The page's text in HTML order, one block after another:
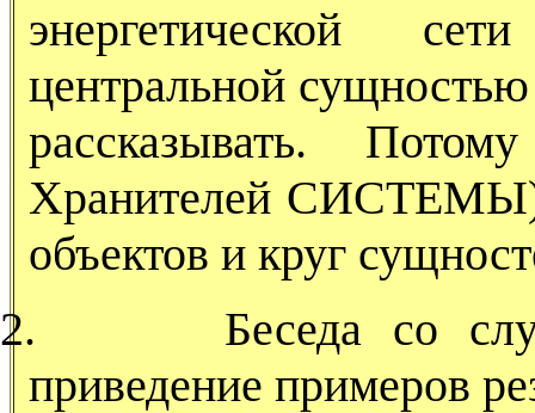
энергетической
центральной
рассказывать.
Хранителей СИСТЕМЫ):
объектов и круг
2.
Беседа со
приведение примеров